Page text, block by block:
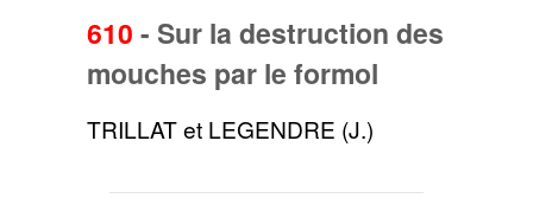
610 - Sur la destruction des
mouches par le formol
TRILLAT et LEGENDRE (J.)